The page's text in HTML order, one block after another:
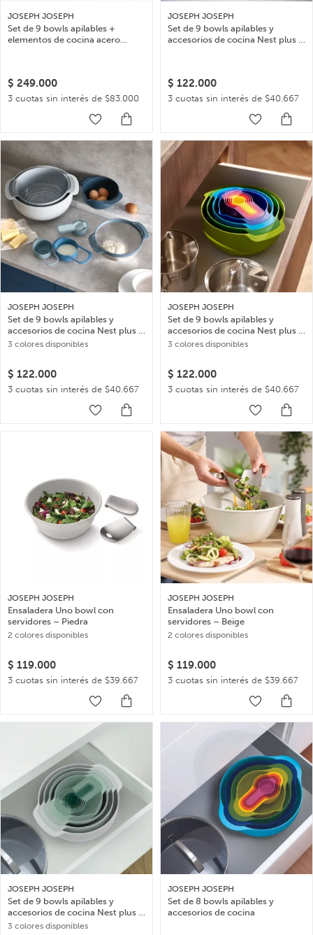
JOSEPH JOSEPH
Set de 9 bowls apilables +
elementos de cocina acero
$ 249.000
3 cuotas sin interés de $83.000
JOSEPH JOSEPH
Set de 9 bowls apilables y
accesorios de cocina Nest plus –
$ 122.000
3 cuotas sin interés de $40.667
JOSEPH JOSEPH
Set de 9 bowls apilables y
accesorios de cocina Nest plus –
Azul
3 colores disponibles
$ 122.000
3 cuotas sin interés de $40.667
JOSEPH JOSEPH
Set de 9 bowls apilables y
accesorios de cocina Nest plus –
Multicolor
3 colores disponibles
$ 122.000
3 cuotas sin interés de $40.667
JOSEPH JOSEPH
Ensaladera Uno bowl con
servidores – Piedra
2 colores disponibles
$ 119.000
3 cuotas sin interés de $39.667
JOSEPH JOSEPH
Ensaladera Uno bowl con
servidores – Beige
2 colores disponibles
$ 119.000
3 cuotas sin interés de $39.667
JOSEPH JOSEPH
Set de 9 bowls apilables y
accesorios de cocina Nest plus –
Verde
3 colores disponibles
JOSEPH JOSEPH
Set de 8 bowls apilables y
accesorios de cocina